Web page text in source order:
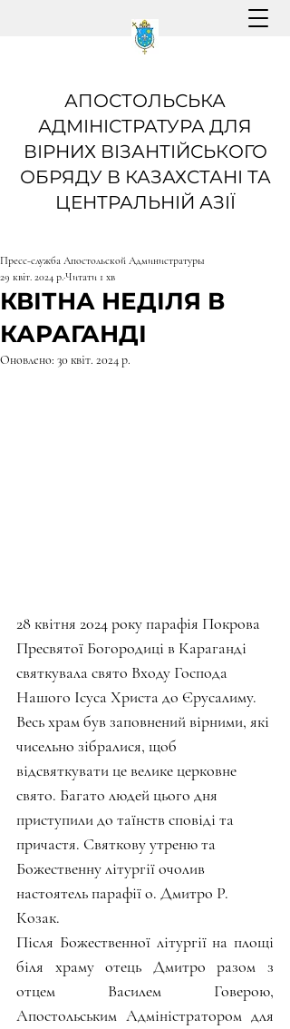
АПОСТОЛЬСЬКА
АДМІНІСТРАТУРА ДЛЯ
ВІРНИХ ВІЗАНТІЙСЬКОГО
ОБРЯДУ В КАЗАХСТАНІ ТА
ЦЕНТРАЛЬНІЙ АЗІЇ
КВІТНА НЕДІЛЯ В
КАРАГАНДІ
Пресс-служба Апостольской Администратуры
29 квіт. 2024 р.Читати 1 хв
Оновлено: 30 квіт. 2024 р.
28 квітня 2024 року парафія Покрова
Пресвятої Богородиці в Караганді
святкувала свято Входу Господа
Нашого Ісуса Христа до Єрусалиму.
Весь храм був заповнений вірними, які
чисельно зібралися, щоб
відсвяткувати це велике церковне
свято. Багато людей цього дня
приступили до таїнств сповіді та
причастя. Святкову утреню та
Божественну літургії очолив
настоятель парафії о. Дмитро Р.
Козак.
Після Божественної літургії на площі
біля храму отець Дмитро разом з
отцем Василем Говерою,
Апостольським Адміністратором для